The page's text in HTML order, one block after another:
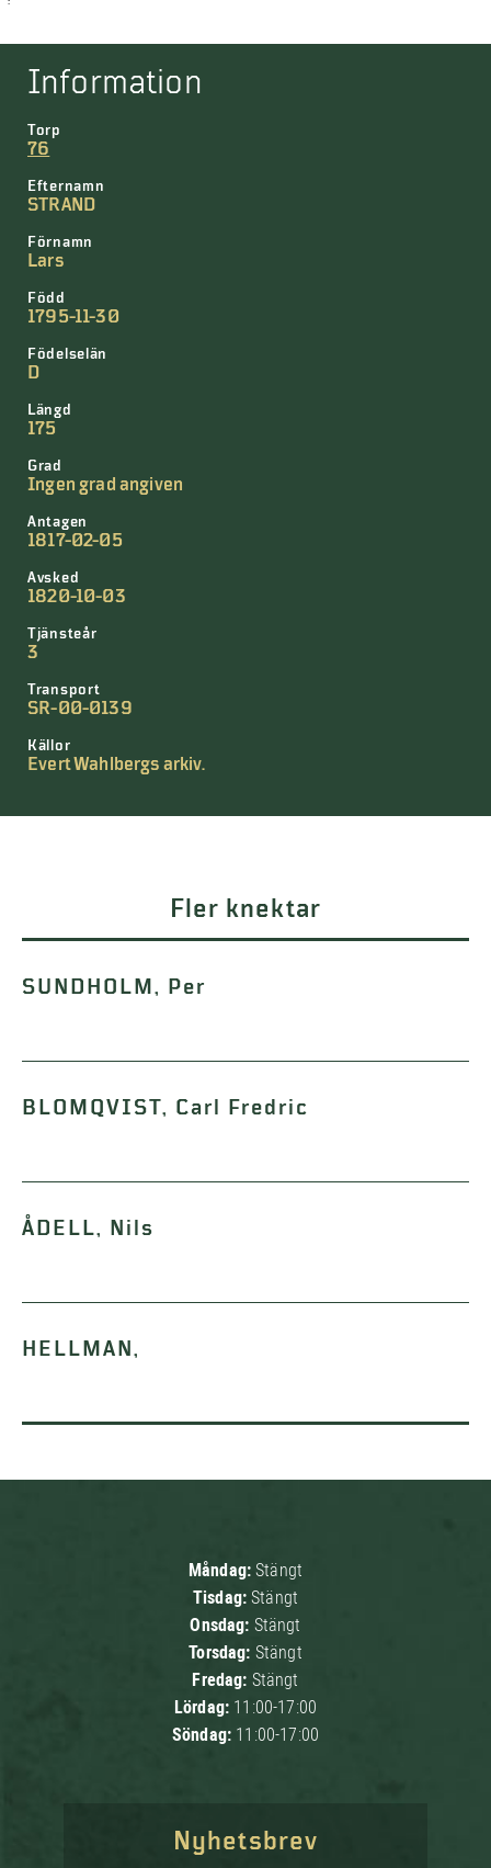
Information
Torp
76
Efternamn
STRAND
Förnamn
Lars
Född
1795-11-30
Födelselän
D
Längd
175
Grad
Ingen grad angiven
Antagen
1817-02-05
Avsked
1820-10-03
Tjänsteår
3
Transport
SR-00-0139
Källor
Evert Wahlbergs arkiv.
Fler knektar
SUNDHOLM, Per
BLOMQVIST, Carl Fredric
ÅDELL, Nils
HELLMAN,
Måndag:Stängt
Tisdag:Stängt
Onsdag: Stängt
Torsdag: Stängt
Fredag: Stängt
Lördag: 11:00-17:00
Söndag: 11:00-17:00
Nyhetsbrev